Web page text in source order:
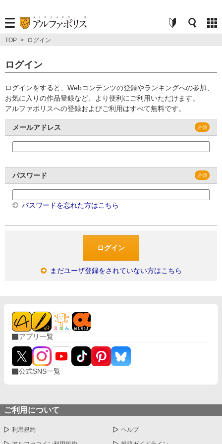
TOP > ログイン
ログイン
ログインをすると、Webコンテンツの登録やランキングへの参加、
お気に入りの作品登録など、より便利にご利用いただけます。
アルファポリスへの登録およびご利用はすべて無料です。
メールアドレス
パスワード
パスワードを忘れた方はこちら
まだユーザ登録をされていない方はこちら
アプリ一覧
公式SNS一覧
ご利用について
利用規約 ヘルプ